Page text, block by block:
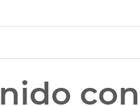
con